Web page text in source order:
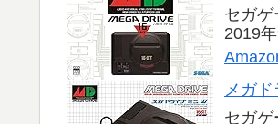
セガゲ
2019
メガ
セガゲ